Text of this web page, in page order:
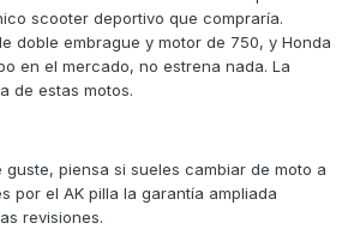
scooter deportivo que compraría.
doble embrague y motor de 750, y Honda
en el mercado, no estrena nada. La
de estas motos.
guste, piensa si sueles cambiar de moto a
por el AK pilla la garantía ampliada
revisiones.